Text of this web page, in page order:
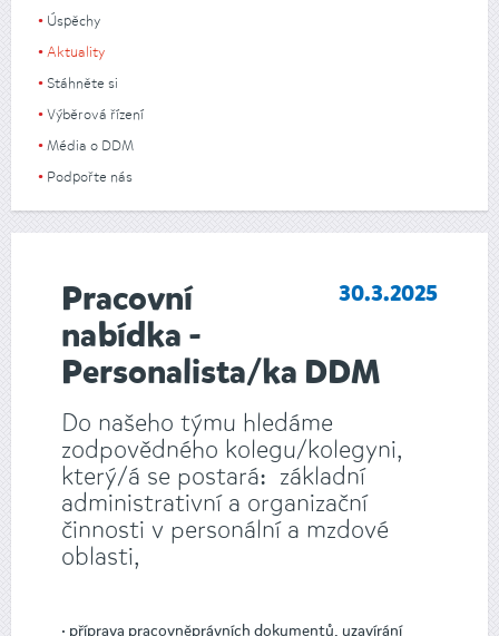
Úspěchy
Aktuality
Stáhněte si
Výběrová řízení
Média o DDM
Podpořte nás
30.3.2025
Pracovní
nabídka -
Personalista/ka DDM
Do našeho týmu hledáme
zodpovědného kolegu/kolegyni,
který/á se postará: základní
administrativní a organizační
činnosti v personální a mzdové
oblasti,
· příprava pracovněprávních dokumentů, uzavírání